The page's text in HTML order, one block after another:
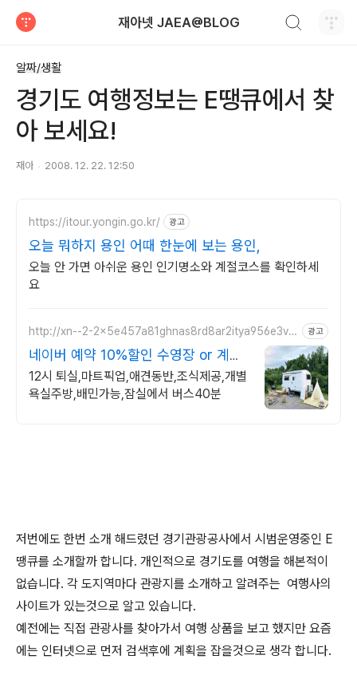
재아넷 JAEA@BLOG
알짜/생활
경기도 여행정보는 E땡큐에서 찾
아 보세요!
재아 2008. 12. 22. 12:50
https://itour.yongin.go.kr/ 광고
오늘 뭐하지 용인 어때 한눈에 보는 용인,
오늘 안 가면 아쉬운 용인 인기명소와 계절코스를 확인하세
요
http://xn--2-2x5e457a81ghnas8rd8ar2itya956e3vc
광고
네이버 예약 10%할인 수영장 or 계
곡? 걱정마
12시 퇴실,마트픽업,애견동반,조식제공,개별
욕실주방,배민가능,잠실에서 버스40분
저번에도 한번 소개 해드렸던 경기관광공사에서 시범운영중인 E
땡큐를 소개할까 합니다. 개인적으로 경기도를 여행을 해본적이
없습니다. 각 도지역마다 관광지를 소개하고 알려주는 여행사의
사이트가 있는것으로 알고 있습니다.
예전에는 직접 관광사를 찾아가서 여행 상품을 보고 했지만 요즘
에는 인터넷으로 먼저 검색후에 계획을 잡을것으로 생각 합니다.